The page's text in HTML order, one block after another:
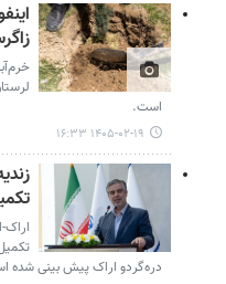
است.
۱۴۰۵-۰۲-۱۹ ۱۶:۳۳
دره‌گردو اراک پیش بینی شده